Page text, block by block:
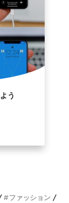
う
ファッション